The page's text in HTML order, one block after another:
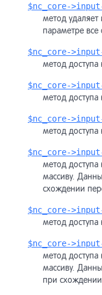
$nc_core-
метод
параметре
$nc_core-
метод доступа
$nc_core-
метод доступа
$nc_core-
метод доступа
$nc_core-
метод доступа
массиву.
схождении
$nc_core-
метод доступа
$nc_core-
метод доступа
массиву.
при